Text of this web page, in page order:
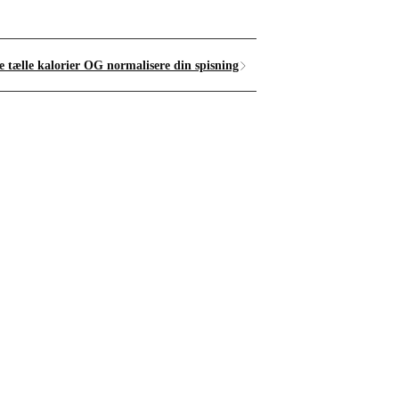
tælle kalorier OG normalisere din spisning